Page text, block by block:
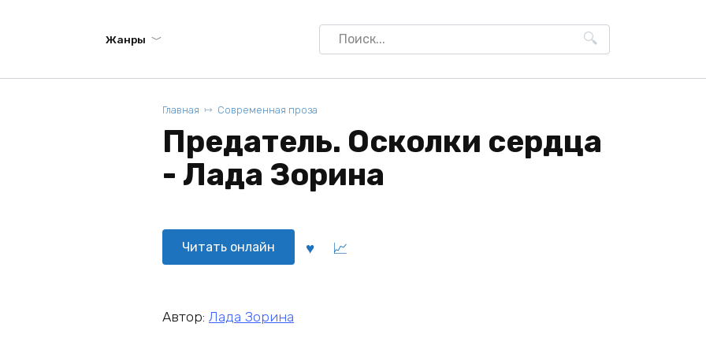
Жанры
Search
for:
Главная Современная проза
Предатель. Осколки сердца
- Лада Зорина
Читать онлайн
Автор: Лада Зорина